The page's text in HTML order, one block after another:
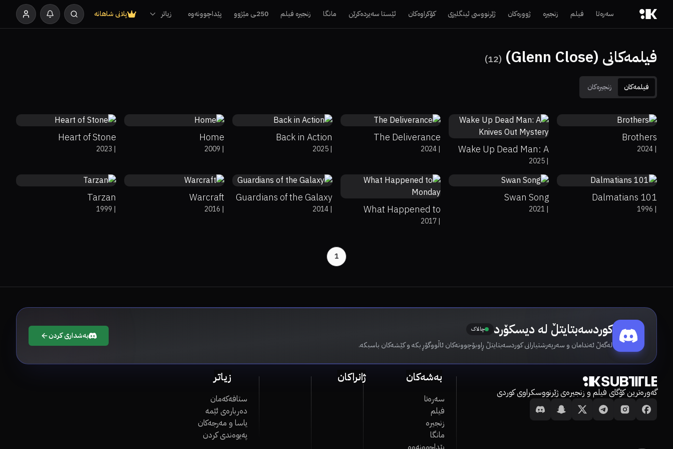
سەرەتا فیلم زنجیرە ژوورەکان ژێرنووسی ئینگلیزی کۆکراوەکان ئێستا سەیردەکرێن مانگا زنجیرە فیلم 250ـی مێژوو پێداچوونەوە زیاتر پلانی شاهانە
فیلمەکانی (Glenn Close) (
12
)
فیلمەکان زنجیرەکان 5.4
42%
50%
Brothers
|
2024
Wake Up Dead Man: A
Knives Out Mystery|
2025
The Deliverance
|
2024
Back in Action
|
2025
Home
|
2009
Heart of Stone
|
2023 5.7
101 Dalmatians
|
1996
6.8%
67%
Swan Song
|
2021
What Happened to
Monday|
2017
8
Guardians of the Galaxy
|
2014
6.8
Warcraft
|
2016
7.3
Tarzan
|
1999
1
کوردسەبتایتڵ لە دیسکۆرد چالاک
لەگەڵ ئەندامان و سەرپەرشتیارانی کوردسەبتایتڵ ڕاوبۆچوونەکان ئاڵووگۆڕ بکە و کێشەکان باسبکە.
بەشداری کردن
گەورەترین کۆگای فیلم و زنجیرەی ژێرنووسکراوی کوردی
بەشەکان
سەرەتا
فیلم
زنجیرە
مانگا
ژانراکان زیاتر
ستافەکەمان
دەربارەی ئێمە
یاسا و مەرجەکان
پەیوەندی کردن